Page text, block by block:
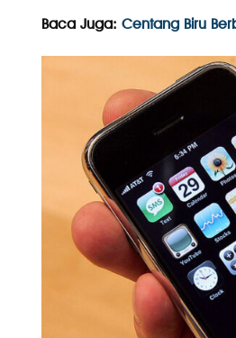
Baca Juga: Centang Biru